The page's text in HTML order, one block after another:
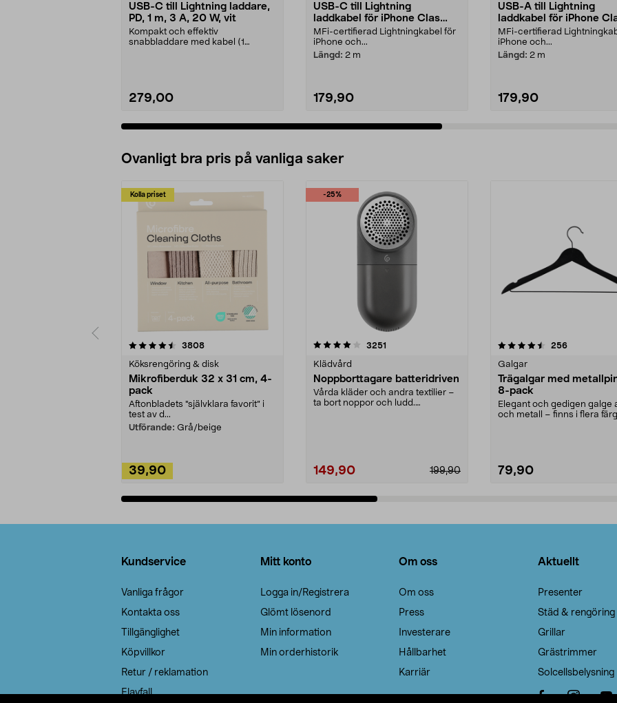
USB-C till Lightning laddare,
PD, 1 m, 3 A, 20 W, vit
Kompakt och effektiv
snabbladdare med kabel (1
279,00
USB-C till Lightning
laddkabel för iPhone Clas
Ohlson
MFi-certifierad Lightningkabel för
iPhone och...
Längd: 2 m
179,90
USB-A till Lightning
laddkabel för iPhone
Ohlson
MFi-certifierad
iPhone och...
Längd: 2 m
179,90
Ovanligt bra pris på vanliga saker
Kolla priset
3808recensioner
Köksrengöring & disk
Mikrofiberduk 32 x 31 cm, 4-
pack
Aftonbladets "självklara favorit” i
test av d...
Utförande: Grå/beige
39,90
-25%
4.0av 5 stjärnor 3251
Klädvård
Noppborttagare batteridriven
Vårda kläder och andra textilier –
ta bort noppor och ludd.
199,90
149,90
4.5av 5 stjärnor 256recensioner
Galgar
Trägalgar med
8-pack
Elegant och gedigen galge
och metall – finns i flera
79,90
4.0av 5 stjärnor
Kundservice
Vanliga frågor
Kontakta oss
Tillgänglighet
Köpvillkor
Retur / reklamation
Elavfall
Mitt konto
Logga in/Registrera
Glömt lösenord
Min information
Min orderhistorik
Om oss
Om oss
Press
Investerare
Hållbarhet
Karriär
Aktuellt
Presenter
Städ & rengöring
Grillar
Grästrimmer
Solcellsbelysning